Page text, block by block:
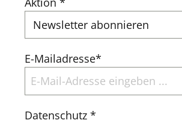
E-Mailadresse*
Datenschutz *